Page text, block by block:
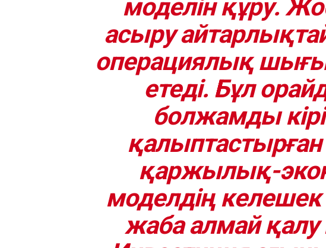
моделін құру.
асыру
операциялық
етеді. Бұл
болжамды
қалыптастырған
қаржылық-
моделдің
жаба алмай қалу